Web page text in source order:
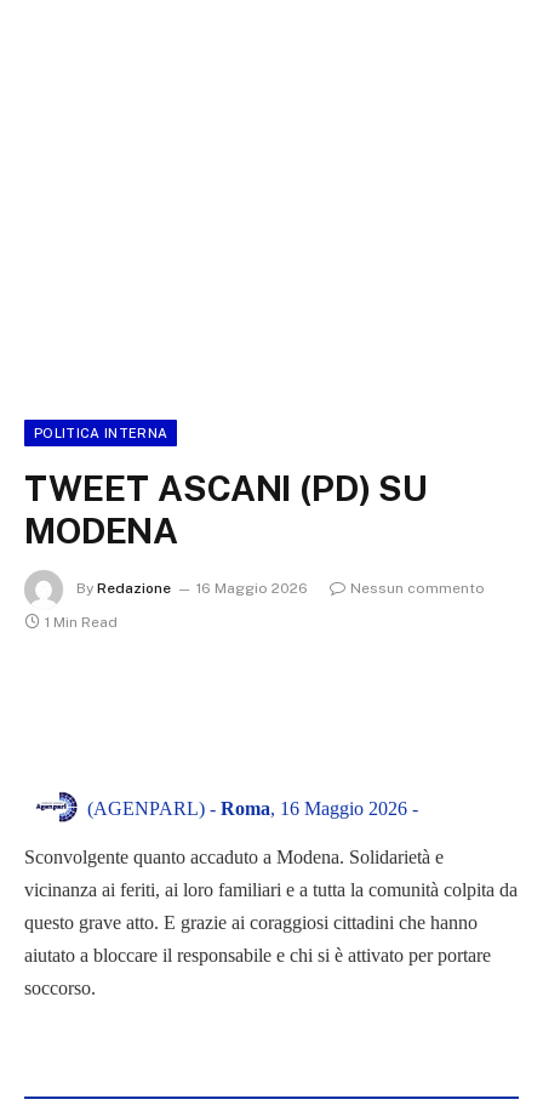
POLITICA INTERNA
TWEET ASCANI (PD) SU
MODENA
By Redazione 16 Maggio 2026
Nessun commento
1 Min Read
(AGENPARL) - Roma, 16 Maggio 2026 -
Sconvolgente quanto accaduto a Modena. Solidarietà e
vicinanza ai feriti, ai loro familiari e a tutta la comunità colpita da
questo grave atto. E grazie ai coraggiosi cittadini che hanno
aiutato a bloccare il responsabile e chi si è attivato per portare
soccorso.